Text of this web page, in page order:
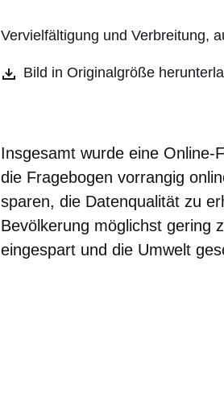
Vervielfältigung und Verbreitung,
Bild in Originalgröße
Insgesamt wurde eine
die Fragebogen vorrangig
sparen, die Datenqualität zu
Bevölkerung möglichst gering
eingespart und die Umwelt